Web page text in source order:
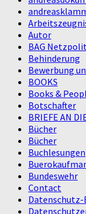
Autor
BAG
Behinderung
Bewerbung
BOOKS
Books &
Botschafter
BRIEFE AN
Bücher
Bücher
Buchlesungen
Bundeswehr
Contact